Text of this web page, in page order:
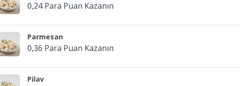
0,24 Para Puan Kazanın
Parmesan
0,36 Para Puan Kazanın
Pilav